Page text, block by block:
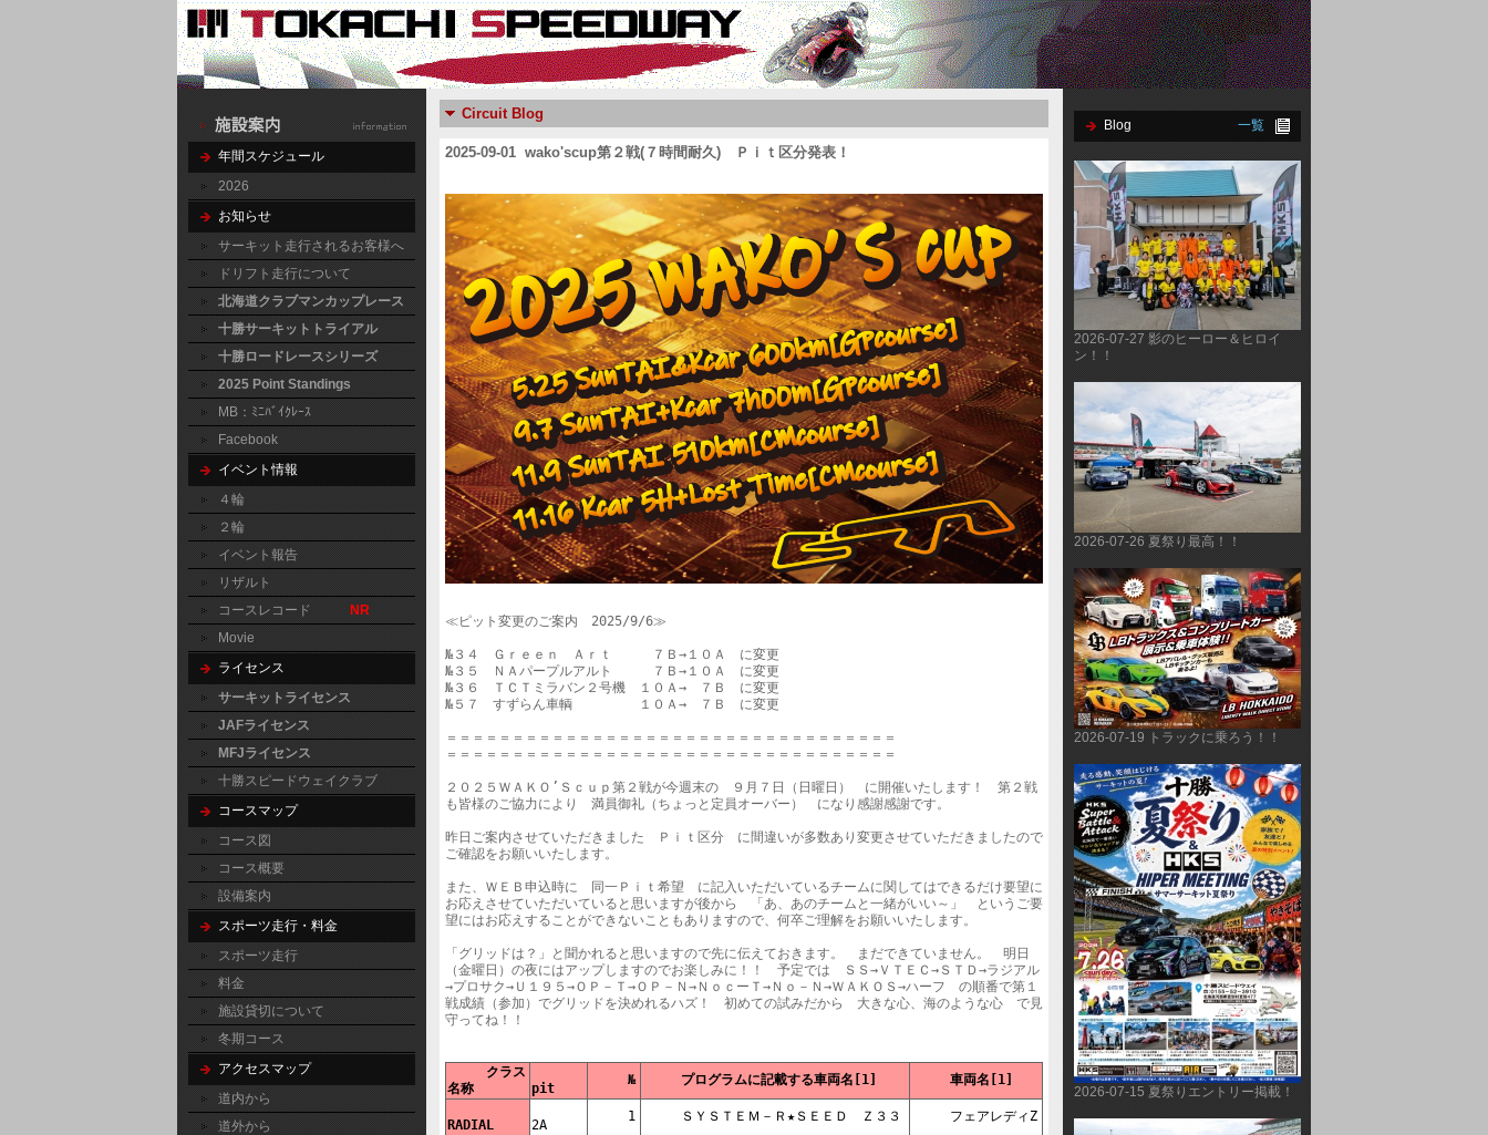
年間スケジュール
2026
お知らせ
サーキット走行されるお客様へ
ドリフト走行について
北海道クラブマンカップレース
十勝サーキットトライアル
十勝ロードレースシリーズ
2025 Point Standings
MB：ﾐﾆﾊﾞｲｸﾚｰｽ
Facebook
イベント情報
４輪
２輪
イベント報告
リザルト
コースレコード
NR
Movie
ライセンス
サーキットライセンス
JAFライセンス
MFJライセンス
十勝スピードウェイクラブ
コースマップ
コース図
コース概要
設備案内
スポーツ走行・料金
スポーツ走行
料金
施設貸切について
冬期コース
アクセスマップ
道内から
道外から
Circuit Blog
2025-09-01 wako'scup第２戦(７時間耐久) Ｐｉｔ区分発表！
≪ピット変更のご案内　2025/9/6≫
№３４　Ｇｒｅｅｎ　Ａｒｔ　　　７Ｂ→１０Ａ　に変更
№３５　ＮＡパープルアルト　　　７Ｂ→１０Ａ　に変更
№３６　ＴＣＴミラバン２号機　１０Ａ→　７Ｂ　に変更
№５７　すずらん車輌　　　　　１０Ａ→　７Ｂ　に変更
＝＝＝＝＝＝＝＝＝＝＝＝＝＝＝＝＝＝＝＝＝＝＝＝＝＝＝＝＝＝＝＝＝＝
＝＝＝＝＝＝＝＝＝＝＝＝＝＝＝＝＝＝＝＝＝＝＝＝＝＝＝＝＝＝＝＝＝＝
２０２５ＷＡＫＯ’Ｓｃｕｐ第２戦が今週末の　９月７日（日曜日）　に開催いたします！　第２戦
も皆様のご協力により　満員御礼（ちょっと定員オーバー）　になり感謝感謝です。
昨日ご案内させていただきました　Ｐｉｔ区分　に間違いが多数あり変更させていただきましたので
ご確認をお願いいたします。
また、ＷＥＢ申込時に　同一Ｐｉｔ希望　に記入いただいているチームに関してはできるだけ要望に
お応えさせていただいていると思いますが後から　「あ、あのチームと一緒がいい～」　というご要
望にはお応えすることができないこともありますので、何卒ご理解をお願いいたします。
「グリッドは？」と聞かれると思いますので先に伝えておきます。　まだできていません。　明日
（金曜日）の夜にはアップしますのでお楽しみに！！　予定では　ＳＳ→ＶＴＥＣ→ＳＴＤ→ラジアル
→プロサク→Ｕ１９５→ＯＰ－Ｔ→ＯＰ－Ｎ→ＮｏｃーＴ→Ｎｏ－Ｎ→ＷＡＫＯＳ→ハーフ　の順番で第１
戦成績（参加）でグリッドを決めれるハズ！　初めての試みだから　大きな心、海のような心　で見
守ってね！！
名称
pit
     №
     プログラムに記載する車両名[1]
RADIAL 2A
Blog 一覧
2026-07-27 影のヒーロー＆ヒロイ
ン！！
2026-07-26 夏祭り最高！！
2026-07-19 トラックに乗ろう！！
2026-07-15 夏祭りエントリー掲載！